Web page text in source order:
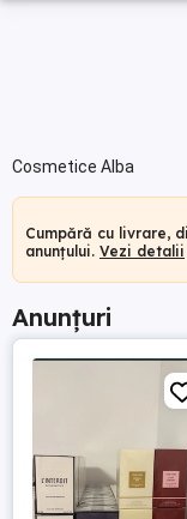
Cosmetice Alba
Cumpără cu livrare,
anunțului. Vezi detalii
Anunțuri